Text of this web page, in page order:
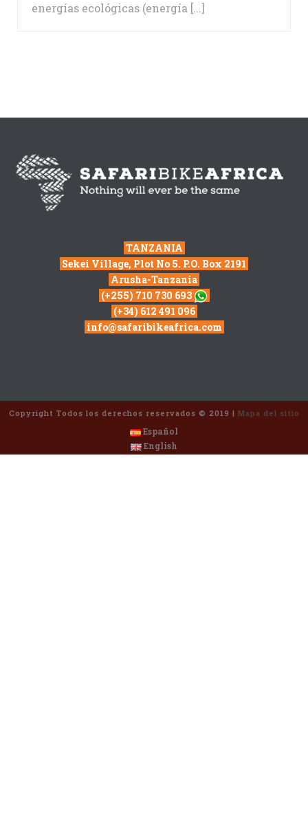
energías ecológicas (energía [...]
TANZANIA
Sekei Village, Plot No 5. P.O. Box 2191
Arusha-Tanzania
(+255) 710 730 693
(+34) 612 491 096
info@safaribikeafrica.com
Copyright Todos los derechos reservados © 2019 | Mapa del sitio
Español
English